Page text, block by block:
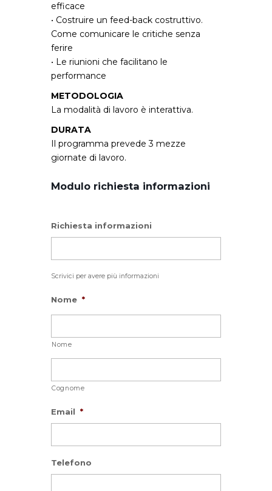
efficace
• Costruire un feed-back costruttivo.
Come comunicare le critiche senza
ferire
• Le riunioni che facilitano le
performance
METODOLOGIA
La modalità di lavoro è interattiva.
DURATA
Il programma prevede 3 mezze
giornate di lavoro.
Modulo richiesta informazioni
Richiesta informazioni
Scrivici per avere più informazioni
Nome *
Nome
Cognome
Email *
Telefono